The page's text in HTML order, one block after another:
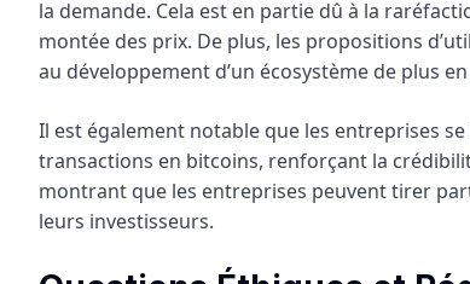
la demande. Cela est en partie dû à la
montée des prix. De plus, les propositions
au développement d’un écosystème de plus
Il est également notable que les entreprises
transactions en bitcoins, renforçant la
montrant que les entreprises peuvent tirer
leurs investisseurs.